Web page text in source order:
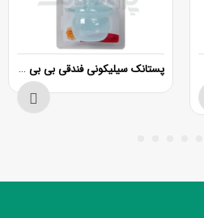
پستانک سیلیکونی فندقی بی بی لند کد 367